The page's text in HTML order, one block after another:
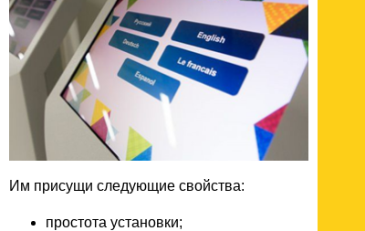
Им присущи следующие свойства:
простота установки;